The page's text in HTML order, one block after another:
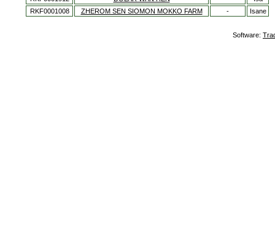
RKF0001008
ZHEROM SEN SIOMON MOKKO FARM - Isane
Software: